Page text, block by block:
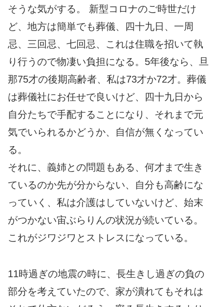
そうな気がする。 新型コロナのご時世だけ
ど、地方は簡単でも葬儀、四十九日、一周
忌、三回忌、七回忌、これは住職を招いて執
り行うので物凄い負担になる。5年後なら、旦
那75才の後期高齢者、私は73才か72才。葬儀
は葬儀社にお任せで良いけど、四十九日から
自分たちで手配することになり、それまで元
気でいられるかどうか、自信が無くなってい
る。
それに、義姉との問題もある、何才まで生き
ているのか先が分からない、自分も高齢にな
っていく、私は介護はしていないけど、始末
がつかない宙ぶらりんの状況が続いている。
これがジワジワとストレスになっている。
11時過ぎの地震の時に、長生きし過ぎの負の
部分を考えていたので、家が潰れてもそれは